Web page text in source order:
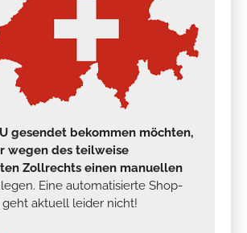
gesendet bekommen möchten,
wegen des teilweise
Zollrechts einen manuellen
Eine automatisierte Shop-
aktuell leider nicht!